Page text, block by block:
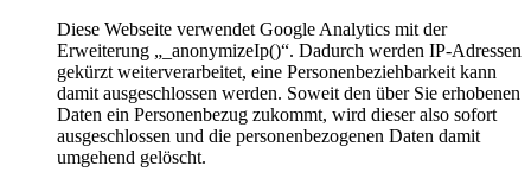
Diese Webseite verwendet Google Analytics mit der
Erweiterung „_anonymizeIp()“. Dadurch werden IP-Adressen
gekürzt weiterverarbeitet, eine Personenbeziehbarkeit kann
damit ausgeschlossen werden. Soweit den über Sie erhobenen
Daten ein Personenbezug zukommt, wird dieser also sofort
ausgeschlossen und die personenbezogenen Daten damit
umgehend gelöscht.